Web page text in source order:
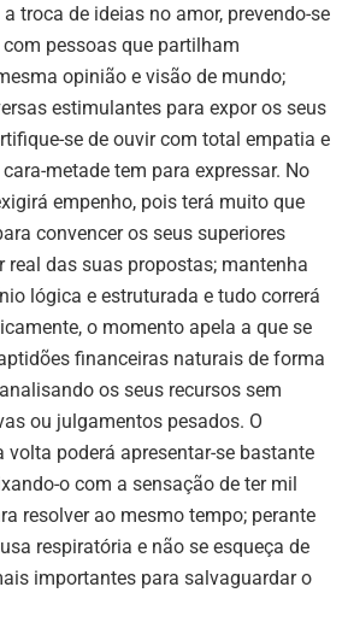
troca de ideias no amor, prevendo-se
pessoas que partilham
opinião e visão de mundo;
estimulantes para expor os seus
se de ouvir com total empatia e
metade tem para expressar. No
empenho, pois terá muito que
convencer os seus superiores
real das suas propostas; mantenha
lógica e estruturada e tudo correrá
o momento apela a que se
financeiras naturais de forma
os seus recursos sem
ou julgamentos pesados. O
volta poderá apresentar-se bastante
o com a sensação de ter mil
resolver ao mesmo tempo; perante
respiratória e não se esqueça de
importantes para salvaguardar o